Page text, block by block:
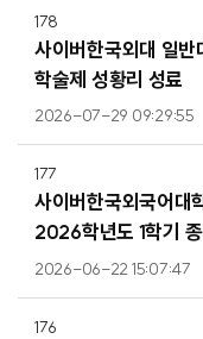
178
사이버한국외대 일
학술제 성황리 성료
2026-07-29 09:29:55
177
사이버한국외국어
2026학년도 1학기
2026-06-22 15:07:47
176